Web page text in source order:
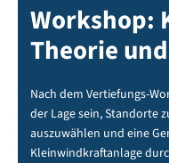
Workshop:
Theorie
Nach dem Vertiefungs-
der Lage sein, Standorte
auszuwählen und eine
Kleinwindkraftanlage